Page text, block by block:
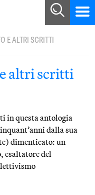
E ALTRI SCRITTI
altri scritti
in questa antologia
dalla sua
dimenticato: un
esaltatore del